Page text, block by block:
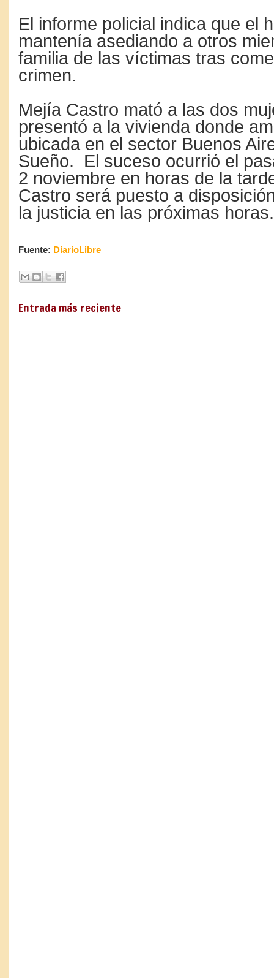
El informe policial indica que el
mantenía asediando a otros
familia de las víctimas tras
crimen.
Mejía Castro mató a las dos
presentó a la vivienda donde
ubicada en el sector Buenos
Sueño. El suceso ocurrió el
2 noviembre en horas de la
Castro será puesto a
la justicia en las próximas horas.
Fuente: DiarioLibre
Entrada más reciente